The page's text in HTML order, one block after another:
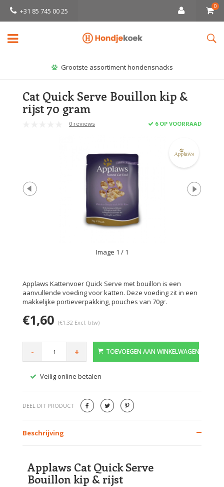
+31 85 745 00 25
0
Grootste assortiment hondensnacks
Cat Quick Serve Bouillon kip &
rijst 70 gram
0 reviews 6 OP VOORRAAD
Image 1 / 1
Applaws Kattenvoer Quick Serve met bouillon is een
aanvullende voeding voor katten. Deze voeding zit in een
makkelijke portieverpakking, pouches van 70gr.
€1,60 (€1,32 Excl. btw)
- + TOEVOEGEN AAN WINKELWAGEN
Veilig online betalen
DEEL DIT PRODUCT
Beschrijving
Applaws Cat Quick Serve
Bouillon kip & rijst